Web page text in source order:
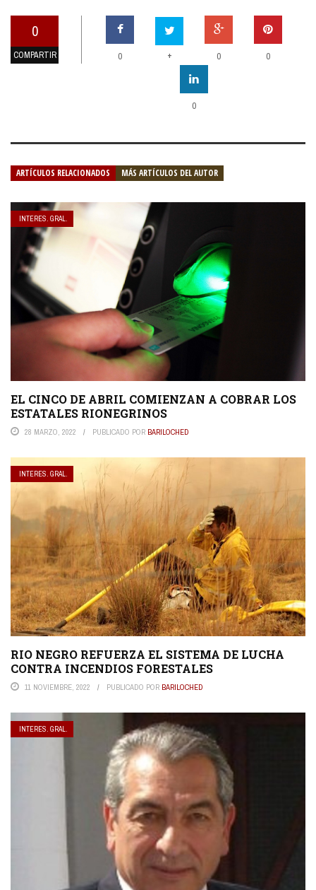
0
COMPARTIR 0 + 0 0
0
ARTÍCULOS RELACIONADOS MÁS ARTÍCULOS DEL AUTOR
INTERES. GRAL.
EL CINCO DE ABRIL COMIENZAN A COBRAR LOS
ESTATALES RIONEGRINOS
28 MARZO, 2022 PUBLICADO POR BARILOCHED
INTERES. GRAL.
RIO NEGRO REFUERZA EL SISTEMA DE LUCHA
CONTRA INCENDIOS FORESTALES
11 NOVIEMBRE, 2022 PUBLICADO POR BARILOCHED
INTERES. GRAL.